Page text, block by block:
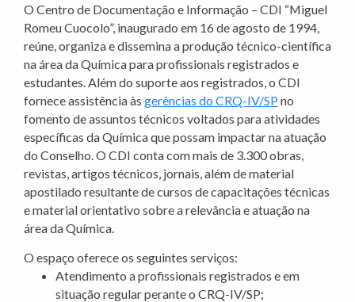
O Centro de Documentação e Informação – CDI “Miguel
Romeu Cuocolo”, inaugurado em 16 de agosto de 1994,
reúne, organiza e dissemina a produção técnico-científica
na área da Química para profissionais registrados e
estudantes. Além do suporte aos registrados, o CDI
fornece assistência às gerências do CRQ-IV/SPno
fomento de assuntos técnicos voltados para atividades
específicas da Química que possam impactar na atuação
do Conselho. O CDI conta com mais de 3.300 obras,
revistas, artigos técnicos, jornais, além de material
apostilado resultante de cursos de capacitações técnicas
e material orientativo sobre a relevância e atuação na
área da Química.
O espaço oferece os seguintes serviços:
Atendimento a profissionais registrados e em
situação regular perante o CRQ-IV/SP;